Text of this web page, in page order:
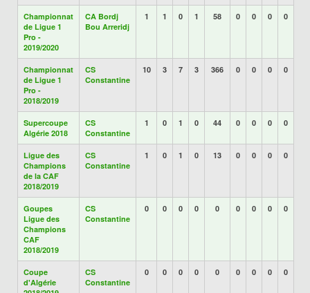
Championnat
de Ligue 1
Pro -
2019/2020
CA Bordj
Bou Arreridj
1 1 0 1 58 0 0 0 0
Championnat
de Ligue 1
Pro -
2018/2019
CS
Constantine
10 3 7 3 366 0 0 0 0
Supercoupe
Algérie 2018
CS
Constantine
1 0 1 0 44 0 0 0 0
Ligue des
Champions
de la CAF
2018/2019
CS
Constantine
1 0 1 0 13 0 0 0 0
Goupes
Ligue des
Champions
CAF
2018/2019
CS
Constantine
0 0 0 0 0 0 0 0 0
Coupe
d'Algérie
CS
Constantine
0 0 0 0 0 0 0 0 0